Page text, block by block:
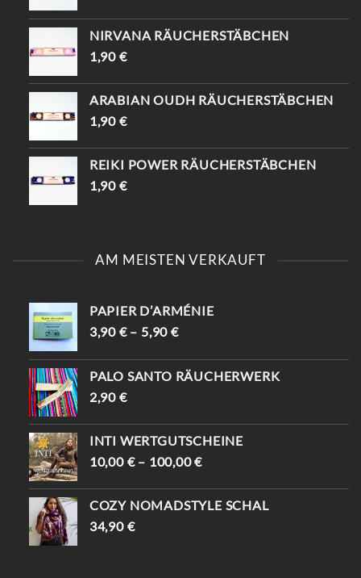
NIRVANA RÄUCHERSTÄBCHEN
1,90 €
ARABIAN OUDH RÄUCHERSTÄBCHEN
1,90 €
REIKI POWER RÄUCHERSTÄBCHEN
1,90 €
AM MEISTEN VERKAUFT
PAPIER D’ARMÉNIE
3,90 €– 5,90€
PALO SANTO RÄUCHERWERK
2,90 €
INTI WERTGUTSCHEINE
10,00 €– 100,00€
COZY NOMADSTYLE SCHAL
34,90 €